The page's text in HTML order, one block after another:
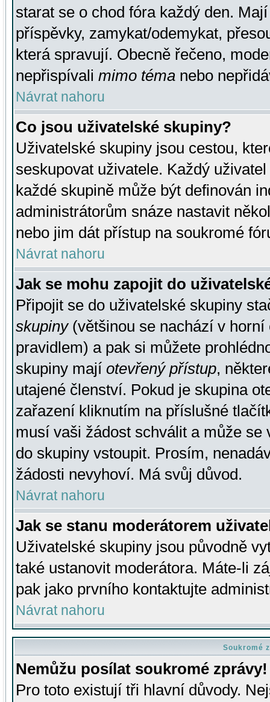
starat se o chod fóra každý den.
příspěvky, zamykat/odemykat,
která spravují. Obecně řečeno,
nepřispívali mimo téma nebo
Návrat nahoru
Co jsou uživatelské skupiny?
Uživatelské skupiny jsou cestou,
seskupovat uživatele. Každý
každé skupině může být definován
administrátorům snáze nastavit
nebo jim dát přístup na soukromé
Návrat nahoru
Jak se mohu zapojit do
Připojit se do uživatelské skupiny
skupiny(většinou se nachází v horní
pravidlem) a pak si můžete
skupiny mají otevřený přístup,
utajené členství. Pokud je skupina
zařazení kliknutím na příslušné
musí vaši žádost schválit a může se
do skupiny vstoupit. Prosím,
žádosti nevyhoví. Má svůj důvod.
Návrat nahoru
Jak se stanu moderátorem
Uživatelské skupiny jsou původně
také ustanovit moderátora. Máte-li
pak jako prvního kontaktujte
Návrat nahoru
Soukromé
Nemůžu posílat soukromé zprávy!
Pro toto existují tři hlavní důvody.